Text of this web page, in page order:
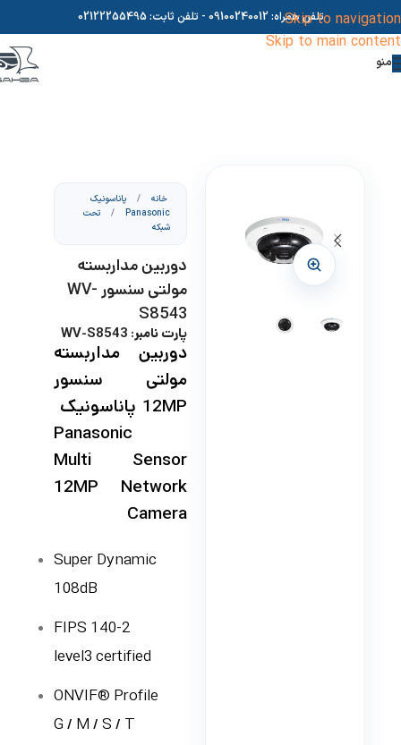
Skip to navigation
Skip to main content
تلفن همراه: 09100240012 - تلفن ثابت: 02122255495
منو
خانه /
پاناسونیک
Panasonic
/
تحت
شبکه
دوربین مداربسته
مولتی سنسور WV-
S8543
پارت نامبر: WV-S8543
دوربین مداربسته
مولتی سنسور
12MP پاناسونیک
Panasonic
Multi Sensor
12MP Network
Camera
Super Dynamic
108dB
FIPS 140-2
level3 certified
ONVIF® Profile
G / M / S / T